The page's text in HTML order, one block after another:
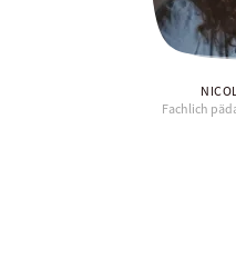
Fachlich